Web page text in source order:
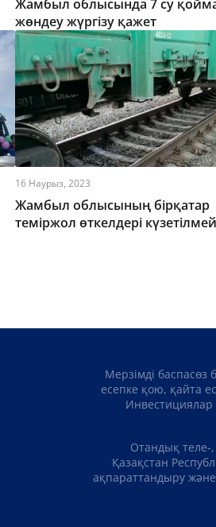
Жамбыл облысында 7 су
жөндеу жүргізу қажет
16 Наурыз, 2023
Жамбыл облысының бірқатар
теміржол өткелдері
Мерзімді баспасөз
есепке қою, қайта
Инвестициялар
Отандық теле-
Қазақстан
ақпараттандыру